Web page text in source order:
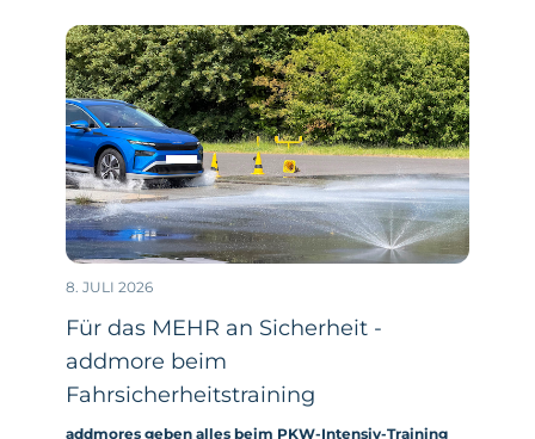
8. JULI 2026
Für das MEHR an Sicherheit -
addmore beim
Fahrsicherheitstraining
addmores geben alles beim PKW-Intensiv-Training